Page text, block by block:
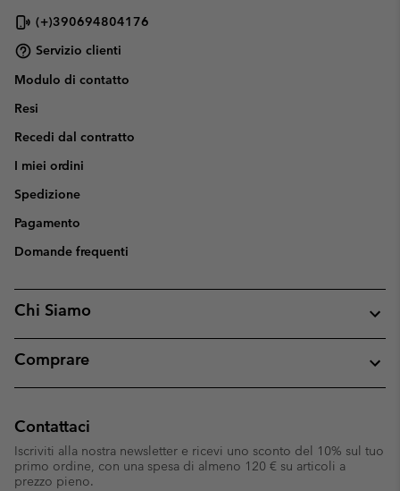
(+)390694804176
Servizio clienti
Modulo di contatto
Resi
Recedi dal contratto
I miei ordini
Spedizione
Pagamento
Domande frequenti
Chi Siamo
Comprare
Contattaci
Iscriviti alla nostra newsletter e ricevi uno sconto del 10% sul tuo
primo ordine, con una spesa di almeno 120 € su articoli a
prezzo pieno.